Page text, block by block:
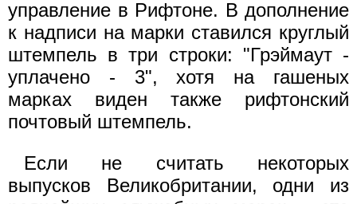
управление в Рифтоне. В дополнение
к надписи на марки ставился круглый
штемпель в три строки: "Грэймаут -
уплачено - 3", хотя на гашеных
марках виден также рифтонский
почтовый штемпель.
Если не считать некоторых
выпусков Великобритании, одни из